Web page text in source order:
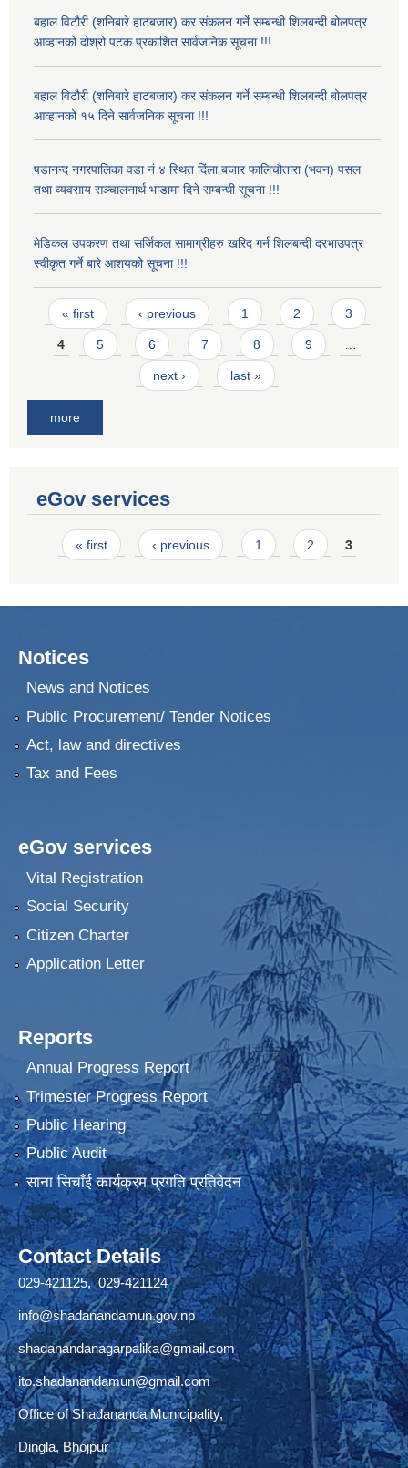
बहाल विटौरी (शनिबारे हाटबजार) कर संकलन गर्ने सम्बन्धी शिलबन्दी बोलपत्र
आव्हानको दोश्रो पटक प्रकाशित सार्वजनिक सूचना !!!
बहाल विटौरी (शनिबारे हाटबजार) कर संकलन गर्ने सम्बन्धी शिलबन्दी बोलपत्र
आव्हानको १५ दिने सार्वजनिक सूचना !!!
षडानन्द नगरपालिका वडा नं ४ स्थित दिंला बजार फालिचौतारा (भवन) पसल
तथा व्यवसाय सञ्चालनार्थ भाडामा दिने सम्बन्धी सूचना !!!
मेडिकल उपकरण तथा सर्जिकल सामाग्रीहरु खरिद गर्न शिलबन्दी दरभाउपत्र
स्वीकृत गर्ने बारे आशयको सूचना !!!
Pages
« first ‹ previous 1 2 3
4 5 6 7 8 9
next › last »
more
eGov services
Pages
« first ‹ previous 1 2 3
Notices
News and Notices
Public Procurement/ Tender Notices
Act, law and directives
Tax and Fees
eGov services
Vital Registration
Social Security
Citizen Charter
Application Letter
Reports
Annual Progress Report
Trimester Progress Report
Public Hearing
Public Audit
साना सिचाँई कार्यक्रम प्रगति प्रतिवेदन
Contact Details
029-421125, 029-421124
info@shadanandamun.gov.np
shadanandanagarpalika@gmail.com
ito.shadanandamun@gmail.com
Office of Shadananda Municipality,
Dingla, Bhojpur